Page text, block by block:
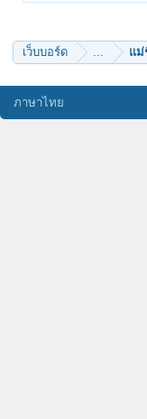
padsoun
รู้รู้ไป
เว็บบอร์ด ... แม่
ภาษาไทย